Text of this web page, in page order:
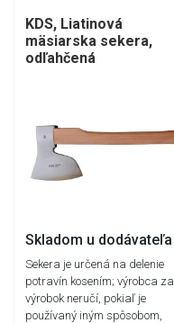
KDS, Liatinová
mäsiarska sekera,
odľahčená
Skladom u dodávateľa
Sekera je určená na delenie
potravín kosením; výrobca za
výrobok neručí, pokiaľ je
používaný iným spôsobom,